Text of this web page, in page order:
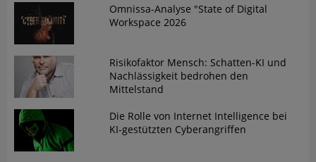
Omnissa-Analyse "State of Digital
Workspace 2026
Risikofaktor Mensch: Schatten-KI und
Nachlässigkeit bedrohen den
Mittelstand
Die Rolle von Internet Intelligence bei
KI-gestützten Cyberangriffen